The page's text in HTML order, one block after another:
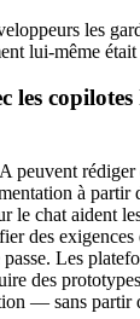
les
lui‑même
les
peuvent
à partir
le chat aident
des exigences
Les
des
— sans partir